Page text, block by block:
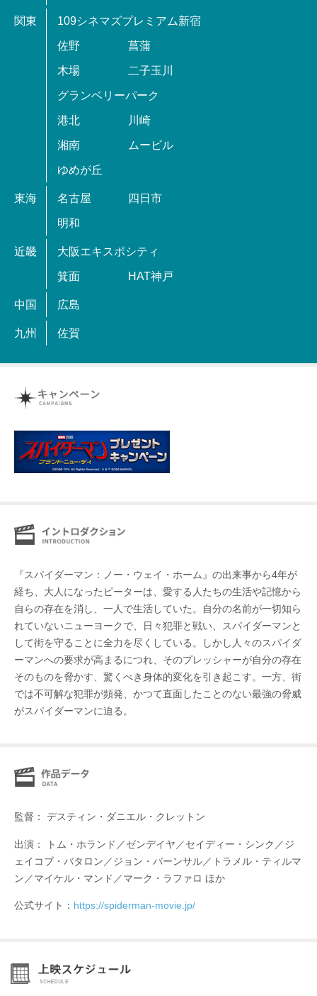
関東 109シネマズプレミアム新宿
佐野 菖蒲
木場 二子玉川
グランベリーパーク
港北 川崎
湘南 ムービル
ゆめが丘
東海 名古屋 四日市
明和
近畿 大阪エキスポシティ
箕面 HAT神戸
中国 広島
九州 佐賀
『スパイダーマン：ノー・ウェイ・ホーム』の出来事から4年が
経ち、大人になったピーターは、愛する人たちの生活や記憶から
自らの存在を消し、一人で生活していた。自分の名前が一切知ら
れていないニューヨークで、日々犯罪と戦い、スパイダーマンと
して街を守ることに全力を尽くしている。しかし人々のスパイダ
ーマンへの要求が高まるにつれ、そのプレッシャーが自分の存在
そのものを脅かす、驚くべき身体的変化を引き起こす。一方、街
では不可解な犯罪が頻発、かつて直面したことのない最強の脅威
がスパイダーマンに迫る。
監督： デスティン・ダニエル・クレットン
出演： トム・ホランド／ゼンデイヤ／セイディー・シンク／ジ
ェイコブ・バタロン／ジョン・バーンサル／トラメル・ティルマ
ン／マイケル・マンド／マーク・ラファロ ほか
公式サイト： https://spiderman-movie.jp/